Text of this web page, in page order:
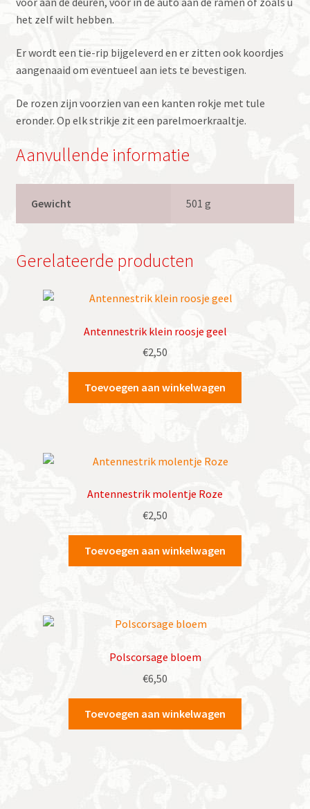
het zelf wilt hebben.
Er wordt een tie-rip bijgeleverd en er zitten ook koordjes
aangenaaid om eventueel aan iets te bevestigen.
De rozen zijn voorzien van een kanten rokje met tule
eronder. Op elk strikje zit een parelmoerkraaltje.
Aanvullende informatie
Gewicht 501 g
Gerelateerde producten
Antennestrik klein roosje geel
€2,50
Toevoegen aan winkelwagen
Antennestrik molentje Roze
€2,50
Toevoegen aan winkelwagen
Polscorsage bloem
€6,50
Toevoegen aan winkelwagen